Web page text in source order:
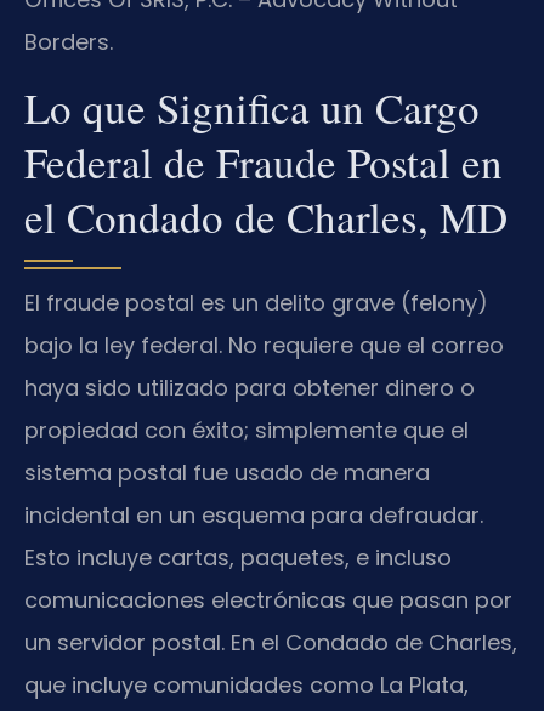
Borders.
Lo que Significa un Cargo
Federal de Fraude Postal en
el Condado de Charles, MD
El fraude postal es un delito grave (felony)
bajo la ley federal. No requiere que el correo
haya sido utilizado para obtener dinero o
propiedad con éxito; simplemente que el
sistema postal fue usado de manera
incidental en un esquema para defraudar.
Esto incluye cartas, paquetes, e incluso
comunicaciones electrónicas que pasan por
un servidor postal. En el Condado de Charles,
que incluye comunidades como La Plata,